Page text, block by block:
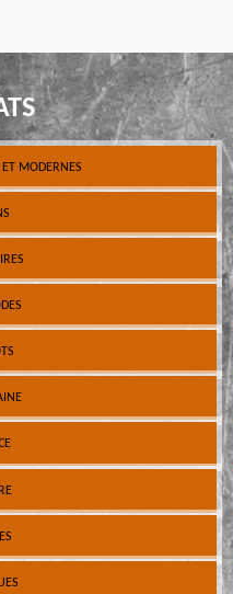
MODERNES